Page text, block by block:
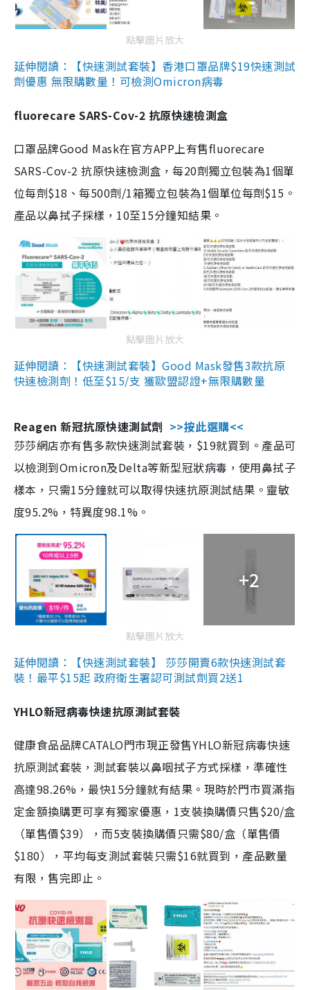
點擊圖片放大
延伸閱讀：【快速測試套裝】香港口罩品牌$19快速測試
劑優惠 無限購數量！可檢測Omicron病毒
fluorecare SARS-Cov-2 抗原快速檢測盒
口罩品牌Good Mask在官方APP上有售fluorecare
SARS-Cov-2 抗原快速檢測盒，每20劑獨立包裝為1個單
位每劑$18、每500劑/1箱獨立包裝為1個單位每劑$15。
產品以鼻拭子採樣，10至15分鐘知結果。
點擊圖片放大
延伸閱讀：【快速測試套裝】Good Mask發售3款抗原
快速檢測劑！低至$15/支 獲歐盟認證+無限購數量
Reagen 新冠抗原快速測試劑 >>按此選購<<
莎莎網店亦有售多款快速測試套裝，$19就買到。產品可
以檢測到Omicron及Delta等新型冠狀病毒，使用鼻拭子
樣本，只需15分鐘就可以取得快速抗原測試結果。靈敏
度95.2%，特異度98.1%。
+2
點擊圖片放大
延伸閱讀：【快速測試套裝】 莎莎開賣6款快速測試套
裝！最平$15起 政府衛生署認可測試劑買2送1
YHLO新冠病毒快速抗原測試套裝
健康食品品牌CATALO門市現正發售YHLO新冠病毒快速
抗原測試套裝，測試套裝以鼻咽拭子方式採樣，準確性
高達98.26%，最快15分鐘就有結果。現時於門市買滿指
定金額換購更可享有獨家優惠，1支裝換購價只售$20/盒
（單售價$39），而5支裝換購價只需$80/盒（單售價
$180），平均每支測試套裝只需$16就買到，產品數量
有限，售完即止。